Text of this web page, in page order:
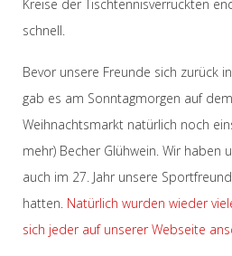
Kreise der Tischtennisverrückten
schnell.
Bevor unsere Freunde sich zurück
gab es am Sonntagmorgen auf
Weihnachtsmarkt natürlich noch
mehr) Becher Glühwein. Wir haben
auch im 27. Jahr unsere
hatten. Natürlich wurden wieder
sich jeder auf unserer Webseite